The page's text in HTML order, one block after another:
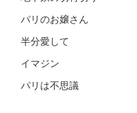
パリのお嬢さん
半分愛して
イマジン
パリは不思議